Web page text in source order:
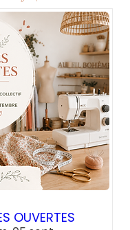
OUVERTES